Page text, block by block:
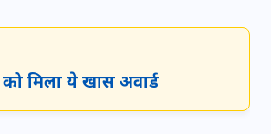
मिला ये खास अवार्ड